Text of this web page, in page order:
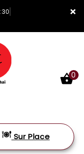
×
0
Sur Place